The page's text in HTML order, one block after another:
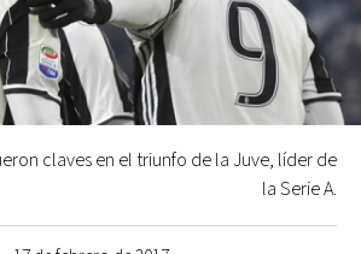
claves en el triunfo de la Juve, líder de
la Serie A.